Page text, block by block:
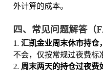
外计算的成本。
四、常见问题解答（
1. 汇凯金业周末休市持仓
不会，仅按常规过夜费标
2. 周末两天的持仓过夜费